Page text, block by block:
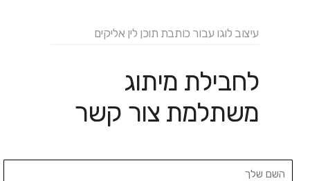
עיצוב לוגו עבור כותבת תוכן לין אליקים
לחבילת מיתוג
משתלמת צור קשר